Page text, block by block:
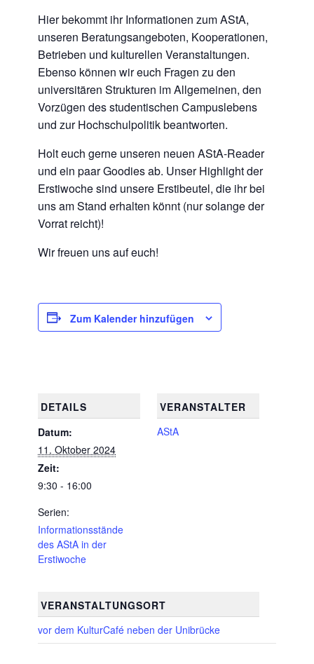
Hier bekommt ihr Informationen zum AStA,
unseren Beratungsangeboten, Kooperationen,
Betrieben und kulturellen Veranstaltungen.
Ebenso können wir euch Fragen zu den
universitären Strukturen im Allgemeinen, den
Vorzügen des studentischen Campuslebens
und zur Hochschulpolitik beantworten.
Holt euch gerne unseren neuen AStA-Reader
und ein paar Goodies ab. Unser Highlight der
Erstiwoche sind unsere Erstibeutel, die ihr bei
uns am Stand erhalten könnt (nur solange der
Vorrat reicht)!
Wir freuen uns auf euch!
Zum Kalender hinzufügen
DETAILS
Datum:
11. Oktober 2024
Zeit:
9:30 - 16:00
Serien:
Informationsstände
des AStA in der
Erstiwoche
VERANSTALTUNGSORT
vor dem KulturCafé neben der Unibrücke
VERANSTALTER
AStA